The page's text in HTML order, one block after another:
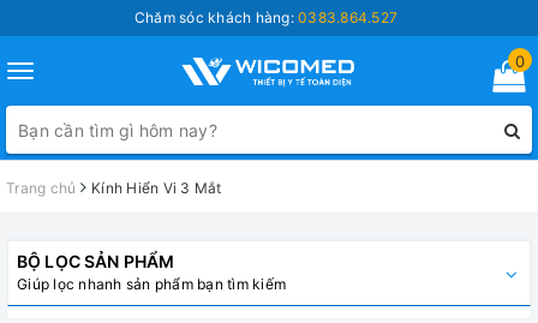
Chăm sóc khách hàng:0383.864.527
Toggle
navigation
0
Trang chủ Kính Hiển Vi 3 Mắt
BỘ LỌC SẢN PHẨM
Giúp lọc nhanh sản phẩm bạn tìm kiếm